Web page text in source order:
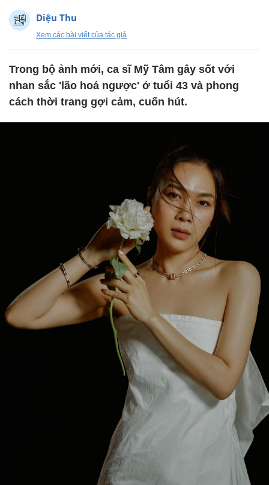
Diệu Thu
Xem các bài viết của tác giả
Trong bộ ảnh mới, ca sĩ Mỹ Tâm gây sốt với
nhan sắc 'lão hoá ngược' ở tuổi 43 và phong
cách thời trang gợi cảm, cuốn hút.